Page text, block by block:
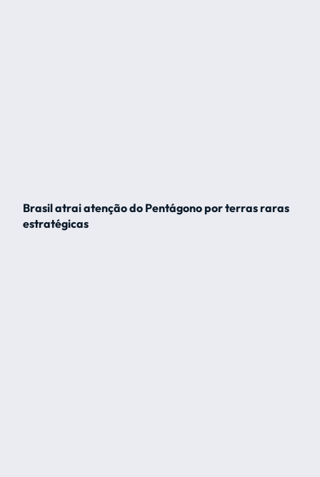
Brasil atrai atenção do Pentágono por terras raras
estratégicas